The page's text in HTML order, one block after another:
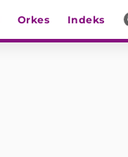
Orkes Indeks